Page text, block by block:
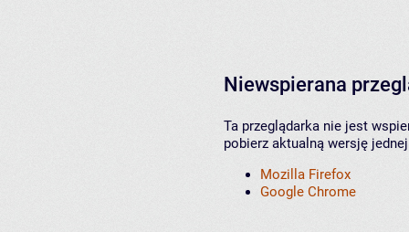
Niewspierana
Ta przeglądarka nie jest
pobierz aktualną wersję
Mozilla Firefox
Google Chrome